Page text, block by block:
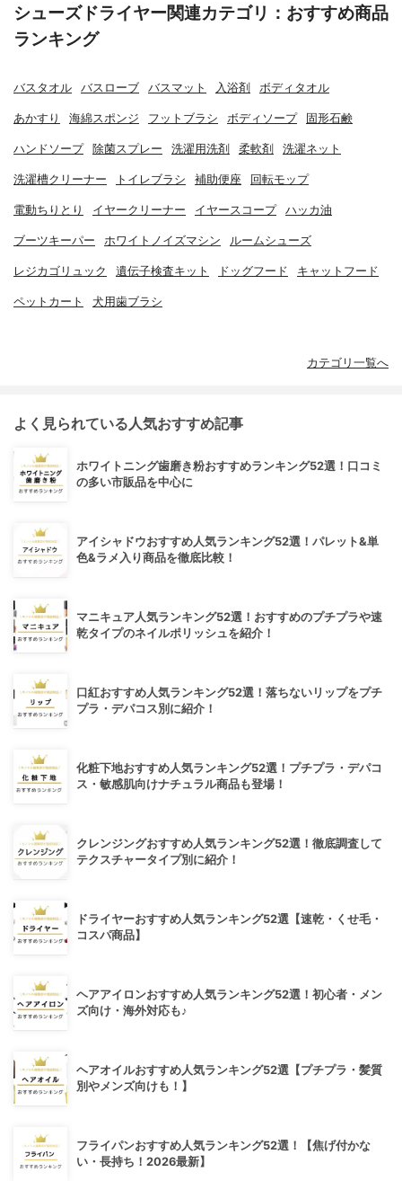
シューズドライヤー関連カテゴリ：おすすめ商品
ランキング
バスタオル バスローブ バスマット 入浴剤 ボディタオル
あかすり 海綿スポンジ フットブラシ ボディソープ 固形石鹸
ハンドソープ 除菌スプレー 洗濯用洗剤 柔軟剤 洗濯ネット
洗濯槽クリーナー トイレブラシ 補助便座 回転モップ
電動ちりとり イヤークリーナー イヤースコープ ハッカ油
ブーツキーパー ホワイトノイズマシン ルームシューズ
レジカゴリュック 遺伝子検査キット ドッグフード キャットフード
ペットカート 犬用歯ブラシ
カテゴリ一覧へ
よく見られている人気おすすめ記事
ホワイトニング歯磨き粉おすすめランキング52選！口コミ
の多い市販品を中心に
アイシャドウおすすめ人気ランキング52選！パレット&単
色&ラメ入り商品を徹底比較！
マニキュア人気ランキング52選！おすすめのプチプラや速
乾タイプのネイルポリッシュを紹介！
口紅おすすめ人気ランキング52選！落ちないリップをプチ
プラ・デパコス別に紹介！
化粧下地おすすめ人気ランキング52選！プチプラ・デパコ
ス・敏感肌向けナチュラル商品も登場！
クレンジングおすすめ人気ランキング52選！徹底調査して
テクスチャータイプ別に紹介！
ドライヤーおすすめ人気ランキング52選【速乾・くせ毛・
コスパ商品】
ヘアアイロンおすすめ人気ランキング52選！初心者・メン
ズ向け・海外対応も♪
ヘアオイルおすすめ人気ランキング52選【プチプラ・髪質
別やメンズ向けも！】
フライパンおすすめ人気ランキング52選！【焦げ付かな
い・長持ち！2026最新】